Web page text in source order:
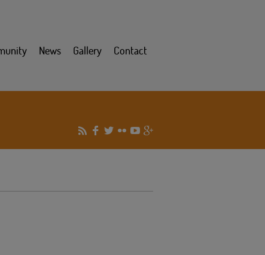
News Gallery Contact